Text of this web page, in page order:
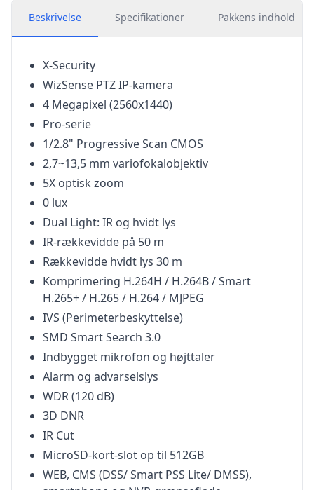
Beskrivelse Specifikationer Pakkens indhold
X-Security
WizSense PTZ IP-kamera
4 Megapixel (2560x1440)
Pro-serie
1/2.8" Progressive Scan CMOS
2,7~13,5 mm variofokalobjektiv
5X optisk zoom
0 lux
Dual Light: IR og hvidt lys
IR-rækkevidde på 50 m
Rækkevidde hvidt lys 30 m
Komprimering H.264H / H.264B / Smart
H.265+ / H.265 / H.264 / MJPEG
IVS (Perimeterbeskyttelse)
SMD Smart Search 3.0
Indbygget mikrofon og højttaler
Alarm og advarselslys
WDR (120 dB)
3D DNR
IR Cut
MicroSD-kort-slot op til 512GB
WEB, CMS (DSS/ Smart PSS Lite/ DMSS),